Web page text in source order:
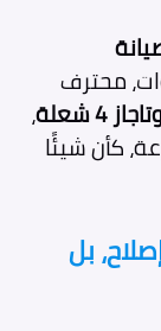
محترف
،
كأن شيئًا
بل